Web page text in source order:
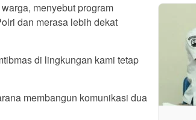
menyebut program
dan merasa lebih dekat
di lingkungan kami tetap
membangun komunikasi dua